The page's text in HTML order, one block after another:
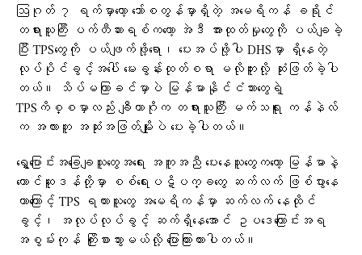
ဩဂုတ် ၇ ရက်မှာတော့ ဘော်စတွန်မှာရှိတဲ့ အမေရိကန် ခရိုင်
တရားသူကြီး ပက်တီဆားရစ်ကတော့ အဲဒီ အားထုတ်မှုတွေကို ပယ်ချခဲ့
ပြီး TPSတွေကို ပယ်ဖျက်ဖို့ရော၊ ပေးအပ်ဖို့ပါ DHSမှာ ရှိနေတဲ့
လုပ်ပိုင်ခွင့်အပေါ် မေးခွန်းထုတ်စရာ မလိုဘူးလို့ ဆုံးဖြတ်ခဲ့ပါ
တယ်။ သိပ်မကြာခင်မှာပဲ မြန်မာနိုင်ငံသားတွေရဲ့
TPSကိစ္စမှာလည်း ချီကာဂိုက တရားသူကြီး မက်သရူး ကန်နဲလ်
က အလားတူ အဆုံးအဖြတ်မျိုးပဲ ပေးခဲ့ပါတယ်။
ရွှေ့ပြောင်းအခြေချသူတွေအရေး အကူအညီ ပေးနေသူတွေကတော့ မြန်မာနဲ့
တောင်ဆူဒန်တို့မှာ စစ်ရေးပဋိပက္ခတွေ ဆက်လက် ဖြစ်ပွားနေ
တာကြောင့် TPS ရထားသူတွေ အမေရိကန်မှာ ဆက်လက် နေထိုင်
ခွင့်၊ အလုပ်လုပ်ခွင့် ဆက်ရှိနေအောင် ဥပဒေကြောင်းအရ
အစွမ်းကုန် ကြိုးစားသွားမယ်လို့ ပြောကြားထားပါတယ်။